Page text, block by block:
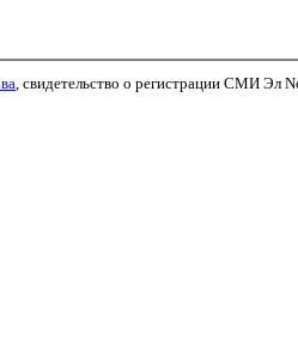
, свидетельство о регистрации СМИ Эл